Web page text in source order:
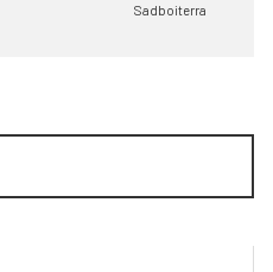
Sadboiterra